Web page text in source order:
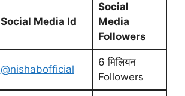
Social Media Id
Social
Media
Followers
@nishabofficial
6 मिलियन
Followers